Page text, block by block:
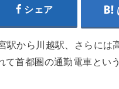
シェア
駅から川越駅、さらに
首都圏の通勤電車とい